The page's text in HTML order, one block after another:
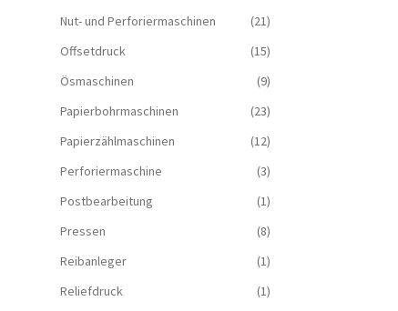
Nut- und Perforiermaschinen
(21)
Offsetdruck
(15)
Ösmaschinen
(9)
Papierbohrmaschinen
(23)
Papierzählmaschinen
(12)
Perforiermaschine
(3)
Postbearbeitung
(1)
Pressen
(8)
Reibanleger
(1)
Reliefdruck
(1)